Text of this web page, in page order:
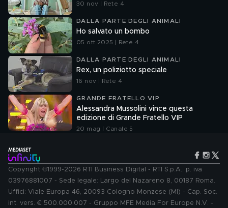
30 nov | Rete 4
DALLA PARTE DEGLI ANIMALI
Ho salvato un bombo
05 ott 2025 | Rete 4
DALLA PARTE DEGLI ANIMALI
Rex, un poliziotto speciale
16 nov | Rete 4
GRANDE FRATELLO VIP
Alessandra Mussolini vince questa
edizione di Grande Fratello VIP
20 mag | Canale 5
Copyright ©1999-2026 RTI Business Digital - RTI S.p.A.: p. iva
03976881007 - Sede legale: Largo del Nazareno 8, 00187 Roma.
Uffici: Viale Europa 46, 20093 Cologno Monzese (MI) - Cap. Soc.
int. vers. € 500.000.007 - Gruppo MFE Media For Europe N.V. -